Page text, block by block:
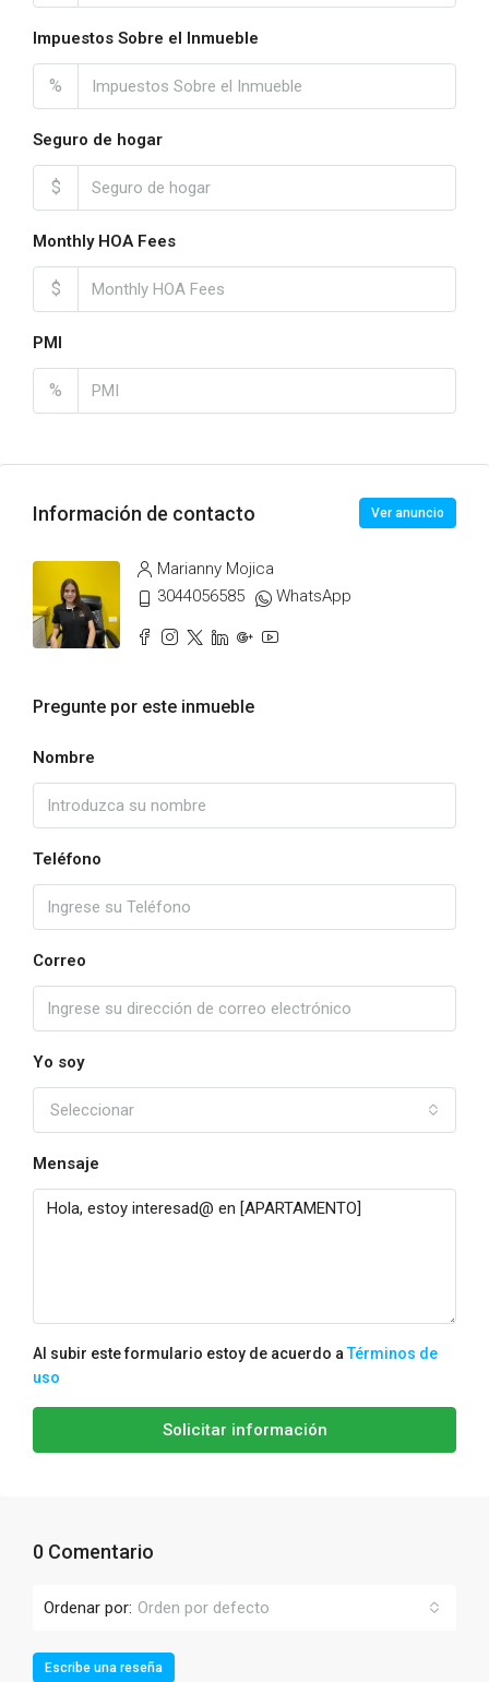
Impuestos Sobre el Inmueble
%
Seguro de hogar
$
Monthly HOA Fees
$
PMI
%
Información de contacto Ver anuncio
Marianny Mojica
3044056585
WhatsApp
Pregunte por este inmueble
Nombre
Teléfono
Correo
Yo soy
Seleccionar
Mensaje
Al subir este formulario estoy de acuerdo aTérminos de
uso
Solicitar información
0 Comentario
Ordenar por: Orden por defecto
Escribe una reseña